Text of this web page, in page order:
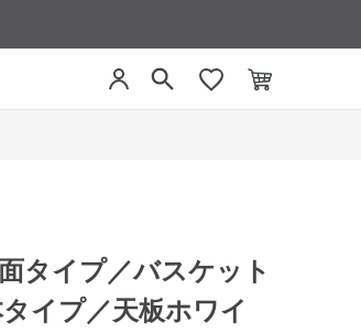
タイプ／バスケット
イプ／天板ホワイ